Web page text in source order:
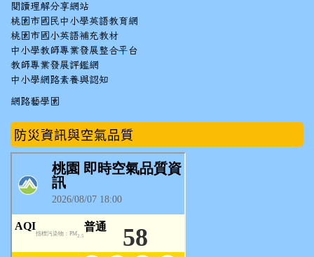
閱讀理解分享網站
桃園市國民中小學英語教育網
桃園市國小英語補充教材
中小學教師專業發展整合平台
教師專業發展評鑑網
中小學網路素養與認知
網路藝學園
防災資訊與空氣品質